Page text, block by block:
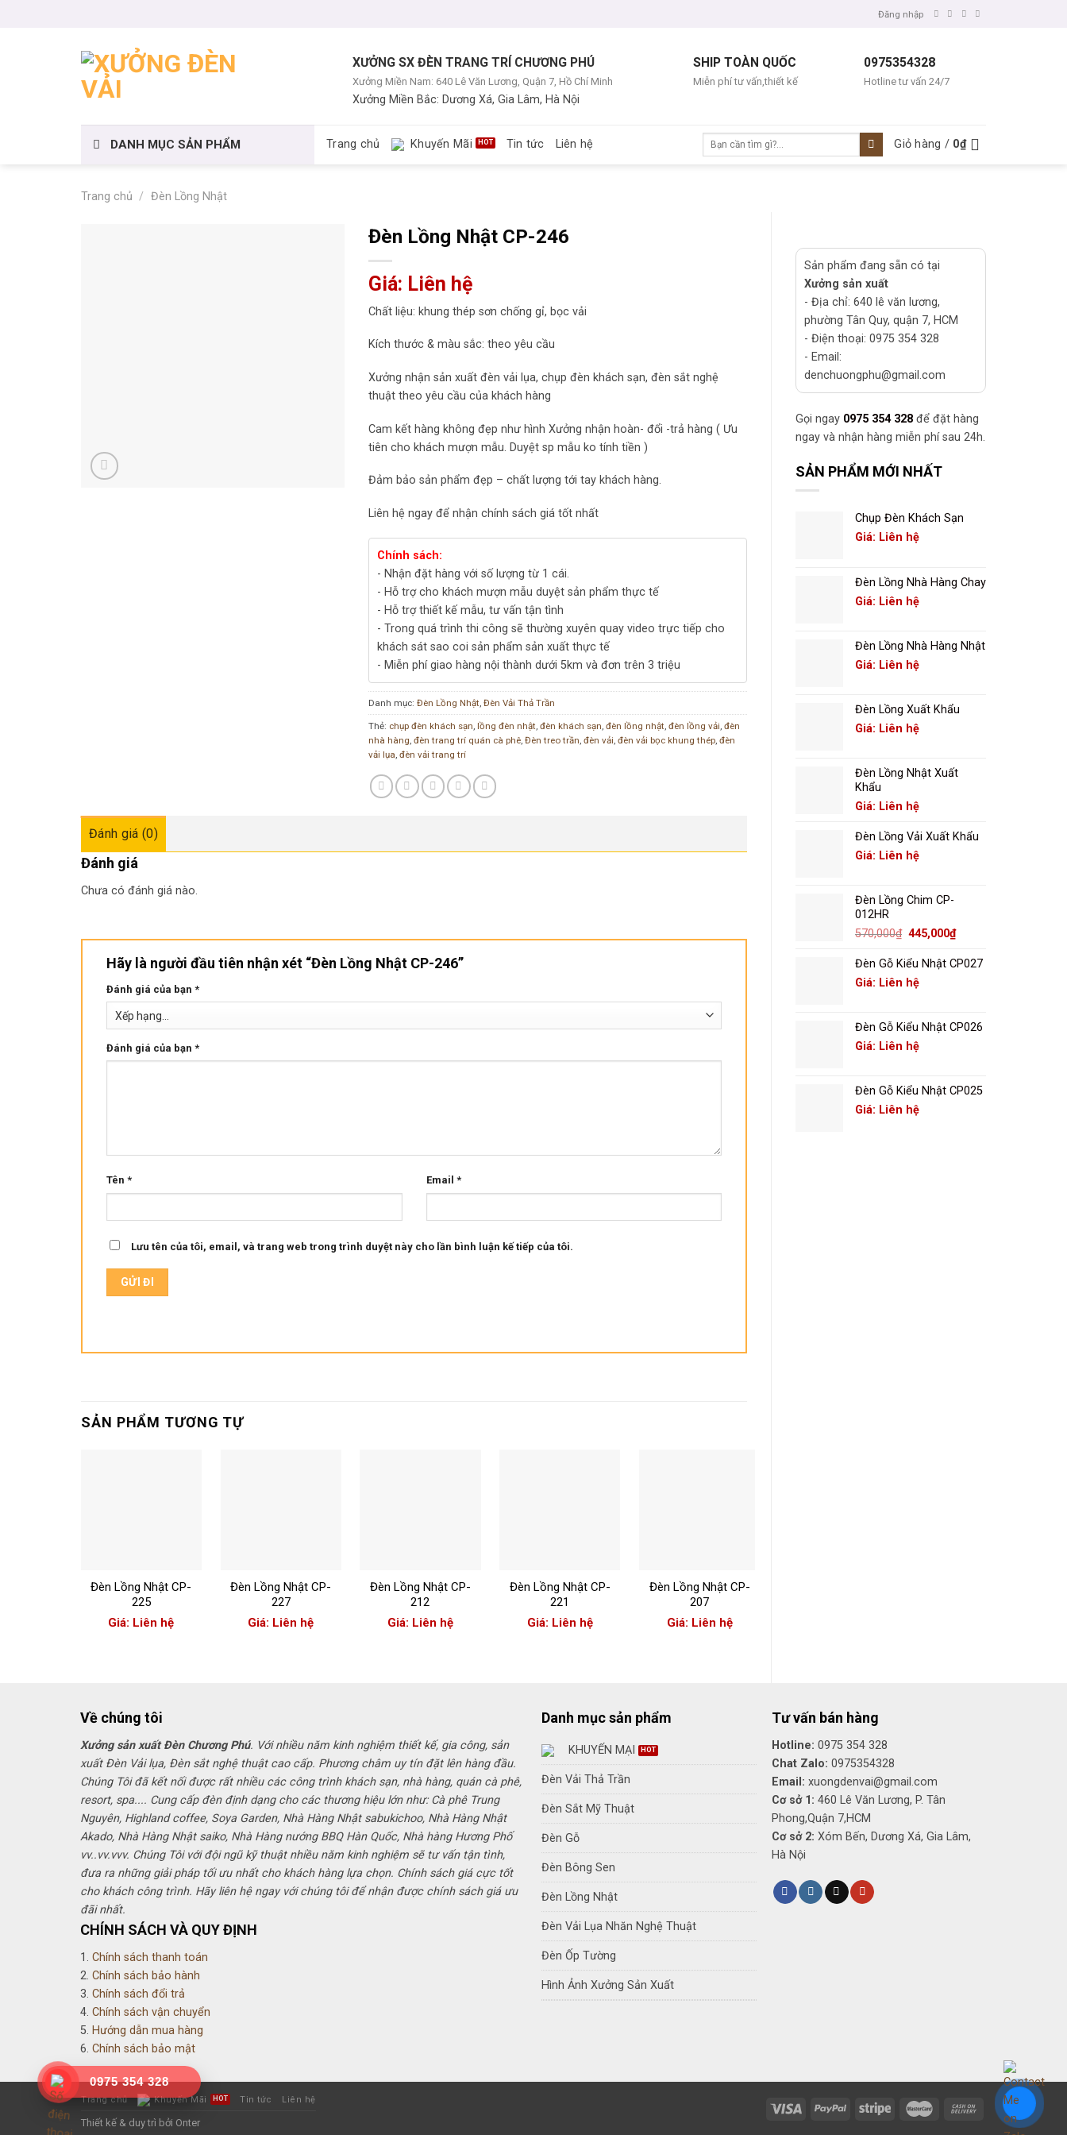
Đăng nhập
XƯỞNG SX ĐÈN TRANG TRÍ CHƯƠNG PHÚ
Xưởng Miền Nam: 640 Lê Văn Lương, Quận 7, Hồ Chí Minh
Xưởng Miền Bắc: Dương Xá, Gia Lâm, Hà Nội
SHIP TOÀN QUỐC
Miễn phí tư vấn,thiết kế
0975354328
Hotline tư vấn 24/7
DANH MỤC SẢN PHẨM Trang chủ Khuyến Mãi Tin tức Liên hệ
Tìm
kiếm:
Giỏ hàng / 0₫
Trang chủ / Đèn Lồng Nhật
Sản phẩm đang sẵn có tại
Xưởng sản xuất
- Địa chỉ: 640 lê văn lương,
phường Tân Quy, quận 7, HCM
- Điện thoại: 0975 354 328
- Email:
denchuongphu@gmail.com
Gọi ngay 0975 354 328 để đặt hàng
ngay và nhận hàng miễn phí sau 24h.
SẢN PHẨM MỚI NHẤT
Chụp Đèn Khách Sạn
Giá: Liên hệ
Đèn Lồng Nhà Hàng Chay
Giá: Liên hệ
Đèn Lồng Nhà Hàng Nhật
Giá: Liên hệ
Đèn Lồng Xuất Khẩu
Giá: Liên hệ
Đèn Lồng Nhật Xuất
Khẩu
Giá: Liên hệ
Đèn Lồng Vải Xuất Khẩu
Giá: Liên hệ
Đèn Lồng Chim CP-
012HR
570,000₫ Giá
là:
570,000₫.
445,000₫Giá
tại
Đèn Gỗ Kiểu Nhật CP027
Giá: Liên hệ
Đèn Gỗ Kiểu Nhật CP026
Giá: Liên hệ
Đèn Gỗ Kiểu Nhật CP025
Giá: Liên hệ
Đèn Lồng Nhật CP-246
Giá: Liên hệ
Chất liệu: khung thép sơn chống gỉ, bọc vải
Kích thước & màu sắc: theo yêu cầu
Xưởng nhận sản xuất đèn vải lụa, chụp đèn khách sạn, đèn sắt nghệ
thuật theo yêu cầu của khách hàng
Cam kết hàng không đẹp như hình Xưởng nhận hoàn- đổi -trả hàng ( Ưu
tiên cho khách mượn mẫu. Duyệt sp mẫu ko tính tiền )
Đảm bảo sản phẩm đẹp – chất lượng tới tay khách hàng.
Liên hệ ngay để nhận chính sách giá tốt nhất
Chính sách:
- Nhận đặt hàng với số lượng từ 1 cái.
- Hỗ trợ cho khách mượn mẫu duyệt sản phẩm thực tế
- Hỗ trợ thiết kế mẫu, tư vấn tận tình
- Trong quá trình thi công sẽ thường xuyên quay video trực tiếp cho
khách sát sao coi sản phẩm sản xuất thực tế
- Miễn phí giao hàng nội thành dưới 5km và đơn trên 3 triệu
Danh mục:Đèn Lồng Nhật,Đèn Vải Thả Trần
Thẻ: chụp đèn khách sạn,lồng đèn nhật,đèn khách sạn,đèn lồng nhật,đèn lồng vải,đèn
nhà hàng,đèn trang trí quán cà phê,Đèn treo trần,đèn vải,đèn vải bọc khung thép,đèn
vải lụa,đèn vải trang trí
Đánh giá (0)
Đánh giá
Chưa có đánh giá nào.
Hãy là người đầu tiên nhận xét “Đèn Lồng Nhật CP-246”
Đánh giá của bạn *
Đánh giá của bạn *
Tên * Email *
Lưu tên của tôi, email, và trang web trong trình duyệt này cho lần bình luận kế tiếp của tôi.
SẢN PHẨM TƯƠNG TỰ
Đèn Lồng Nhật CP-
225
Giá: Liên hệ
Đèn Lồng Nhật CP-
227
Giá: Liên hệ
Đèn Lồng Nhật CP-
212
Giá: Liên hệ
Đèn Lồng Nhật CP-
221
Giá: Liên hệ
Đèn Lồng Nhật CP-
207
Giá: Liên hệ
Về chúng tôi
Xưởng sản xuất Đèn Chương Phú. Với nhiều năm kinh nghiệm thiết kế, gia công, sản
xuất Đèn Vải lụa, Đèn sắt nghệ thuật cao cấp. Phương châm uy tín đặt lên hàng đầu.
Chúng Tôi đã kết nối được rất nhiều các công trình khách sạn, nhà hàng, quán cà phê,
resort, spa.... Cung cấp đèn định dạng cho các thương hiệu lớn như: Cà phê Trung
Nguyên, Highland coffee, Soya Garden, Nhà Hàng Nhật sabukichoo, Nhà Hàng Nhật
Akado, Nhà Hàng Nhật saiko, Nhà Hàng nướng BBQ Hàn Quốc, Nhà hàng Hương Phố
vv..vv.vvv. Chúng Tôi với đội ngũ kỹ thuật nhiều năm kinh nghiệm sẽ tư vấn tận tình,
đưa ra những giải pháp tối ưu nhất cho khách hàng lựa chọn. Chính sách giá cực tốt
cho khách công trình. Hãy liên hệ ngay với chúng tôi để nhận được chính sách giá ưu
đãi nhất.
CHÍNH SÁCH VÀ QUY ĐỊNH
1. Chính sách thanh toán
2. Chính sách bảo hành
3. Chính sách đổi trả
4. Chính sách vận chuyển
5. Hướng dẫn mua hàng
6. Chính sách bảo mật
Danh mục sản phẩm
KHUYẾN MẠI
Đèn Vải Thả Trần
Đèn Sắt Mỹ Thuật
Đèn Gỗ
Đèn Bông Sen
Đèn Lồng Nhật
Đèn Vải Lụa Nhăn Nghệ Thuật
Đèn Ốp Tường
Hình Ảnh Xưởng Sản Xuất
Tư vấn bán hàng
Hotline: 0975 354 328
Chat Zalo: 0975354328
Email: xuongdenvai@gmail.com
Cơ sở 1: 460 Lê Văn Lương, P. Tân
Phong,Quận 7,HCM
Cơ sở 2: Xóm Bến, Dương Xá, Gia Lâm,
Hà Nội
Trang chủ Khuyến Mãi Tin tức Liên hệ
Thiết kế & duy trì bởi Onter
0975 354 328